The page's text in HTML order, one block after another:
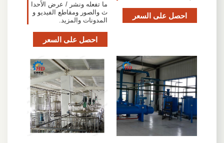
احصل على السعر
ما تفعله ونشر / عرض الأحدا
ث والصور ومقاطع الفيديو و
المدونات والمزيد.
احصل على السعر